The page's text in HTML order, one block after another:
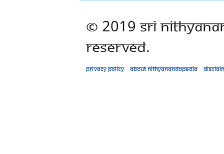
© 2019 Sri
Reserved.
Privacy policy About Nithyanandapedia